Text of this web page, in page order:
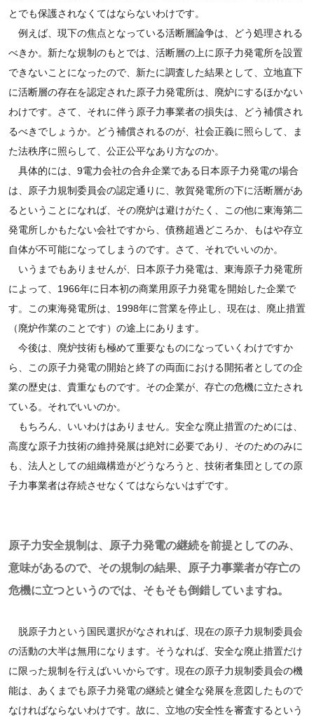
とでも保護されなくてはならないわけです。
例えば、現下の焦点となっている活断層論争は、どう処理される
べきか。新たな規制のもとでは、活断層の上に原子力発電所を設置
できないことになったので、新たに調査した結果として、立地直下
に活断層の存在を認定された原子力発電所は、廃炉にするほかない
わけです。さて、それに伴う原子力事業者の損失は、どう補償され
るべきでしょうか。どう補償されるのが、社会正義に照らして、ま
た法秩序に照らして、公正公平なあり方なのか。
具体的には、9電力会社の合弁企業である日本原子力発電の場合
は、原子力規制委員会の認定通りに、敦賀発電所の下に活断層があ
るということになれば、その廃炉は避けがたく、この他に東海第二
発電所しかもたない会社ですから、債務超過どころか、もはや存立
自体が不可能になってしまうのです。さて、それでいいのか。
いうまでもありませんが、日本原子力発電は、東海原子力発電所
によって、1966年に日本初の商業用原子力発電を開始した企業で
す。この東海発電所は、1998年に営業を停止し、現在は、廃止措置
（廃炉作業のことです）の途上にあります。
今後は、廃炉技術も極めて重要なものになっていくわけですか
ら、この原子力発電の開始と終了の両面における開拓者としての企
業の歴史は、貴重なものです。その企業が、存亡の危機に立たされ
ている。それでいいのか。
もちろん、いいわけはありません。安全な廃止措置のためには、
高度な原子力技術の維持発展は絶対に必要であり、そのためのみに
も、法人としての組織構造がどうなろうと、技術者集団としての原
子力事業者は存続させなくてはならないはずです。
原子力安全規制は、原子力発電の継続を前提としてのみ、
意味があるので、その規制の結果、原子力事業者が存亡の
危機に立つというのでは、そもそも倒錯していますね。
脱原子力という国民選択がなされれば、現在の原子力規制委員会
の活動の大半は無用になります。そうなれば、安全な廃止措置だけ
に限った規制を行えばいいからです。現在の原子力規制委員会の機
能は、あくまでも原子力発電の継続と健全な発展を意図したもので
なければならないわけです。故に、立地の安全性を審査するという